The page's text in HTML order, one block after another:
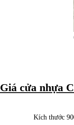
Giá cửa nhựa
Kích thước